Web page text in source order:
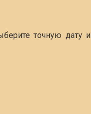
точную дату и